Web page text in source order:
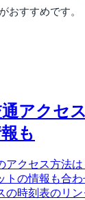
おすすめです。
アクセ
も
アクセス方法
の情報も合わ
の時刻表のリ